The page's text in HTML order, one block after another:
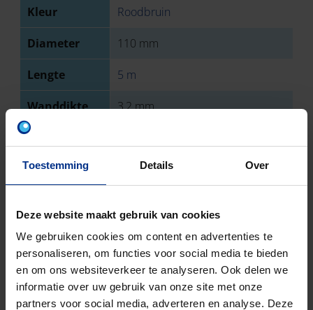
Toestemming Details Over
Deze website maakt gebruik van cookies
We gebruiken cookies om content en advertenties te
personaliseren, om functies voor social media te bieden
en om ons websiteverkeer te analyseren. Ook delen we
informatie over uw gebruik van onze site met onze
partners voor social media, adverteren en analyse. Deze
Kleur Roodbruin
Diameter 110 mm
Lengte 5 m
Wanddikte 3,2 mm
Type
Type
Spie
Sterkteklasse SN 8
EN-norm NBN EN 1401
Keurmerk BENOR